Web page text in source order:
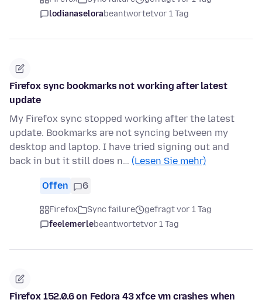
lodianaselorabeantwortetvor 1 Tag
Firefox sync bookmarks not working after latest
update
My Firefox sync stopped working after the latest
update. Bookmarks are not syncing between my
desktop and laptop. I have tried signing out and
back in but it still does n… (Lesen Sie mehr)
Offen 6
Firefox Sync failure
gefragt vor 1 Tag
feelemerlebeantwortetvor 1 Tag
Firefox 152.0.6 on Fedora 43 xfce vm crashes when